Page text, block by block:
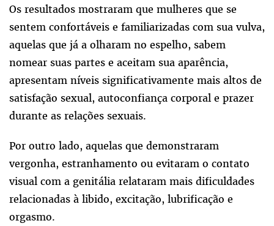
Os resultados mostraram que mulheres que se
sentem confortáveis e familiarizadas com sua vulva,
aquelas que já a olharam no espelho, sabem
nomear suas partes e aceitam sua aparência,
apresentam níveis significativamente mais altos de
satisfação sexual, autoconfiança corporal e prazer
durante as relações sexuais.
Por outro lado, aquelas que demonstraram
vergonha, estranhamento ou evitaram o contato
visual com a genitália relataram mais dificuldades
relacionadas à libido, excitação, lubrificação e
orgasmo.